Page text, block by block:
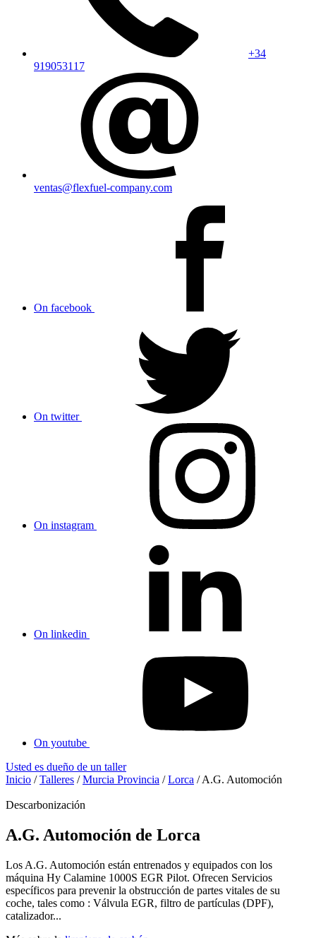
+34
919053117
ventas@flexfuel-company.com
On facebook
On twitter
On instagram
On linkedin
On youtube
Usted es dueño de un taller
Inicio /Talleres /Murcia Provincia /Lorca /A.G. Automoción
Descarbonización
A.G. Automoción de Lorca
Los A.G. Automoción están entrenados y equipados con los
máquina Hy Calamine 1000S EGR Pilot. Ofrecen Servicios
específicos para prevenir la obstrucción de partes vitales de su
coche, tales como : Válvula EGR, filtro de partículas (DPF),
catalizador...